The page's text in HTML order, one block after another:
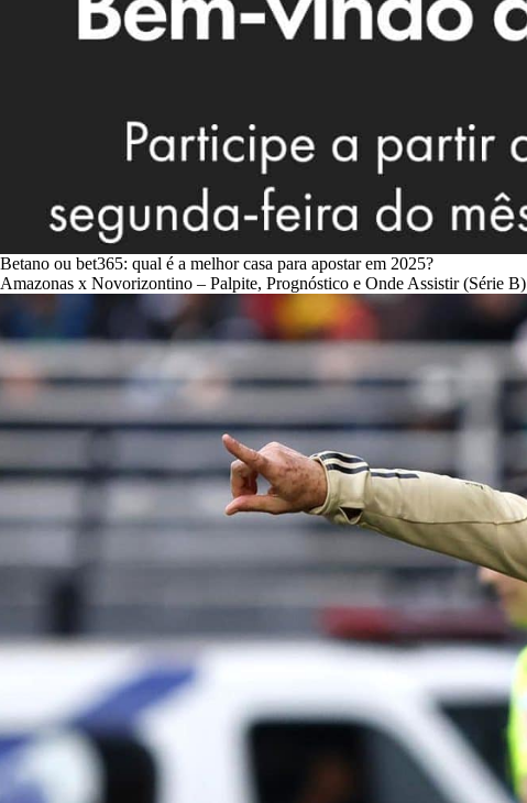
Betano ou bet365: qual é a melhor casa para apostar em 2025?
Amazonas x Novorizontino – Palpite, Prognóstico e Onde Assistir (Série B)